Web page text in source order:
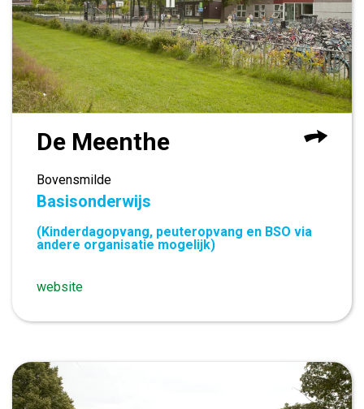
De Meenthe
Bovensmilde
Basisonderwijs
(Kinderdagopvang, peuteropvang en BSO via
andere organisatie mogelijk)
website